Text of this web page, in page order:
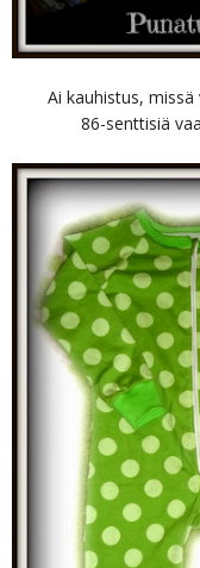
Ai kauhistus,
86-senttisiä